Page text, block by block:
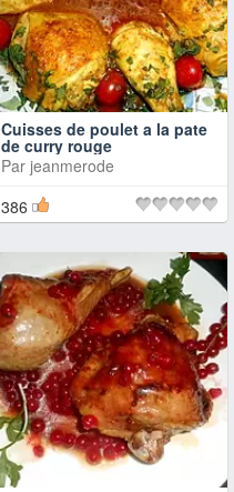
Cuisses de poulet a la pate
de curry rouge
Par jeanmerode
386